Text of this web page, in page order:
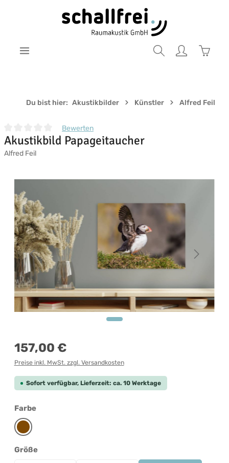
Zum Hauptinhalt springen
Du bist hier: Akustikbilder Künstler Alfred Feil
Durchschnittliche Bewertung von 0 von 5 Sternen
Bewerten
Akustikbild Papageitaucher
Alfred Feil
Regulärer Preis:
157,00 €
Preise inkl. MwSt. zzgl. Versandkosten
Sofort verfügbar, Lieferzeit: ca. 10 Werktage
Farbeauswählen
Braun
Größeauswählen